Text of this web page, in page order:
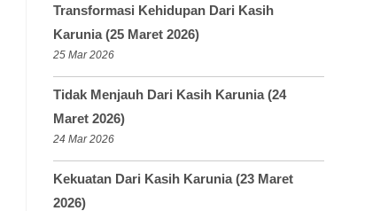
Transformasi Kehidupan Dari Kasih
Karunia (25 Maret 2026)
25 Mar 2026
Tidak Menjauh Dari Kasih Karunia (24
Maret 2026)
24 Mar 2026
Kekuatan Dari Kasih Karunia (23 Maret
2026)